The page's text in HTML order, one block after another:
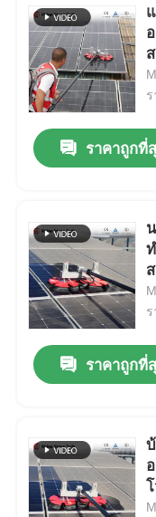
ราคาถูกที่
ราคาถูกที่